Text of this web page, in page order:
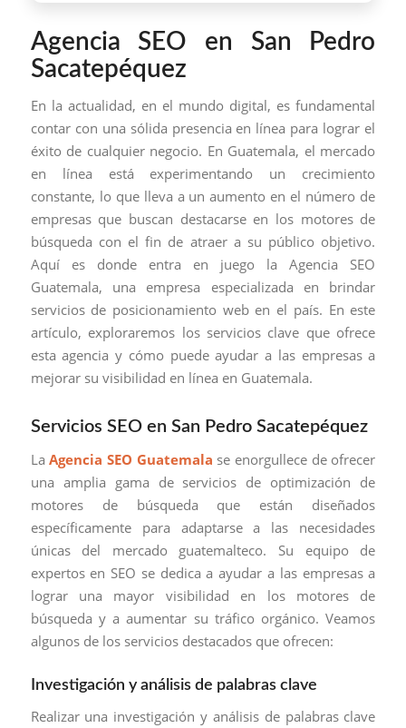
Agencia SEO en San Pedro
Sacatepéquez
En la actualidad, en el mundo digital, es fundamental
contar con una sólida presencia en línea para lograr el
éxito de cualquier negocio. En Guatemala, el mercado
en línea está experimentando un crecimiento
constante, lo que lleva a un aumento en el número de
empresas que buscan destacarse en los motores de
búsqueda con el fin de atraer a su público objetivo.
Aquí es donde entra en juego la Agencia SEO
Guatemala, una empresa especializada en brindar
servicios de posicionamiento web en el país. En este
artículo, exploraremos los servicios clave que ofrece
esta agencia y cómo puede ayudar a las empresas a
mejorar su visibilidad en línea en Guatemala.
Servicios SEO en San Pedro Sacatepéquez
LaAgencia SEO Guatemala se enorgullece de ofrecer
una amplia gama de servicios de optimización de
motores de búsqueda que están diseñados
específicamente para adaptarse a las necesidades
únicas del mercado guatemalteco. Su equipo de
expertos en SEO se dedica a ayudar a las empresas a
lograr una mayor visibilidad en los motores de
búsqueda y a aumentar su tráfico orgánico. Veamos
algunos de los servicios destacados que ofrecen:
Investigación y análisis de palabras clave
Realizar una investigación y análisis de palabras clave